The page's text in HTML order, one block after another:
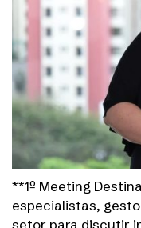
**1º Meeting
especialistas,